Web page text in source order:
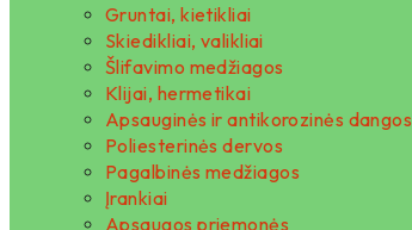
Gruntai, kietikliai
Skiedikliai, valikliai
Šlifavimo medžiagos
Klijai, hermetikai
Apsauginės ir antikorozinės dangos
Poliesterinės dervos
Pagalbinės medžiagos
Įrankiai
Apsaugos priemonės